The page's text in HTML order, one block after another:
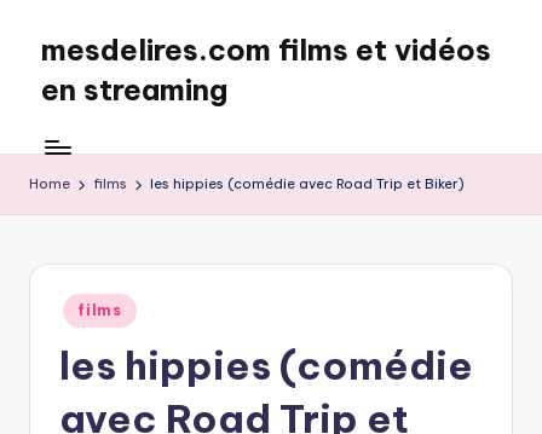
content
mesdelires.com films et vidéos
en streaming
:
film
et
complet
français
Home films les hippies (comédie avec Road Trip et Biker)
Posted
in
films
les hippies (comédie
avec Road Trip et